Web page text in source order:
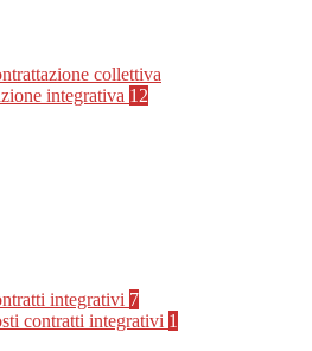
collettiva
integrativa 12
integrativi 7
contratti integrativi 1